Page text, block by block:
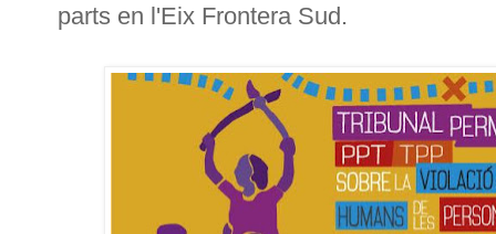
parts en l'Eix Frontera Sud.